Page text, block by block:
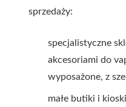
sprzedaży:
specjalistyczne
akcesoriami do
wyposażone, z
małe butiki i